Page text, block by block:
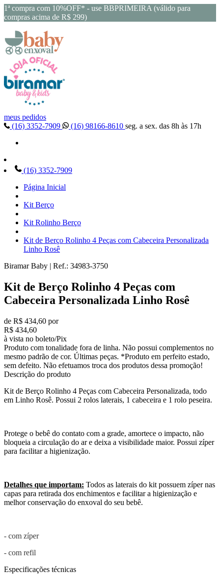
1ª compra com 10%OFF* - use BBPRIMEIRA (válido para
compras acima de R$ 299)
meus pedidos
(16) 3352-7909
(16) 98166-8610 seg. a sex. das 8h às 17h
(16) 3352-7909
Página Inicial
Kit Berço
Kit Rolinho Berço
Kit de Berço Rolinho 4 Peças com Cabeceira Personalizada
Linho Rosê
Biramar Baby | Ref.: 34983-3750
Kit de Berço Rolinho 4 Peças com
Cabeceira Personalizada Linho Rosê
de R$ 434,60 por
R$ 434,60
à vista no boleto/Pix
Produto com tonalidade fora de linha. Não possui complementos no
mesmo padrão de cor. Últimas peças. *Produto em perfeito estado,
sem defeito. Não efetuamos troca dos produtos dessa promoção!
Descrição do produto
Kit de Berço Rolinho 4 Peças com Cabeceira Personalizada, todo
em Linho Rosê. Possui 2 rolos laterais, 1 cabeceira e 1 rolo peseira.
Protege o bebê do contato com a grade, amortece o impacto, não
bloqueia a circulação do ar e deixa a visibilidade maior. Possui zíper
para facilitar a higienização.
Detalhes que importam: Todos as laterais do kit possuem zíper nas
capas para retirada dos enchimentos e facilitar a higienização e
melhor conservação do enxoval do seu bebê.
- com zíper
- com refil
Especificações técnicas